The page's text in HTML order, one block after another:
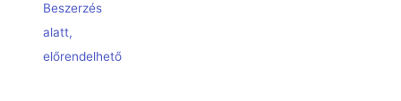
Beszerzés
alatt,
előrendelhető